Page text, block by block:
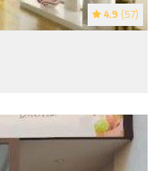
4.9 (57)